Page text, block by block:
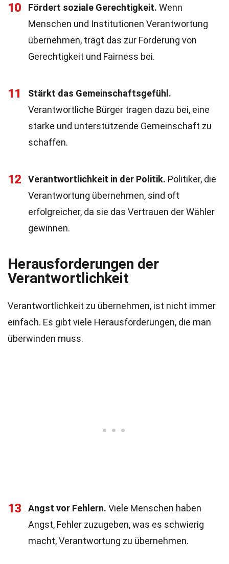
10 Fördert soziale Gerechtigkeit. Wenn
Menschen und Institutionen Verantwortung
übernehmen, trägt das zur Förderung von
Gerechtigkeit und Fairness bei.
11
Stärkt das Gemeinschaftsgefühl.
Verantwortliche Bürger tragen dazu bei, eine
starke und unterstützende Gemeinschaft zu
schaffen.
12 Verantwortlichkeit in der Politik. Politiker, die
Verantwortung übernehmen, sind oft
erfolgreicher, da sie das Vertrauen der Wähler
gewinnen.
Herausforderungen der
Verantwortlichkeit
Verantwortlichkeit zu übernehmen, ist nicht immer
einfach. Es gibt viele Herausforderungen, die man
überwinden muss.
13 Angst vor Fehlern. Viele Menschen haben
Angst, Fehler zuzugeben, was es schwierig
macht, Verantwortung zu übernehmen.